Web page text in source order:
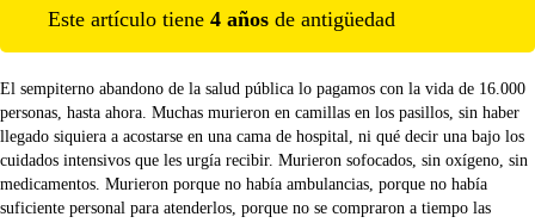
Este artículo tiene 4 años de antigüedad
El sempiterno abandono de la salud pública lo pagamos con la vida de 16.000
personas, hasta ahora. Muchas murieron en camillas en los pasillos, sin haber
llegado siquiera a acostarse en una cama de hospital, ni qué decir una bajo los
cuidados intensivos que les urgía recibir. Murieron sofocados, sin oxígeno, sin
medicamentos. Murieron porque no había ambulancias, porque no había
suficiente personal para atenderlos, porque no se compraron a tiempo las